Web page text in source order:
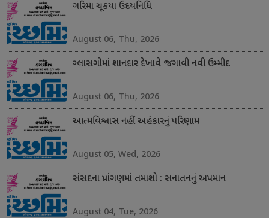
ગરિમા ચૂકયા ઉદયનિધિ
August 06, Thu, 2026
ગ્લાસગોમાં શાનદાર દેખાવે જગાવી નવી ઉમ્મીદ
August 06, Thu, 2026
આત્મવિશ્વાસ નહીં અહંકારનું પરિણામ
August 05, Wed, 2026
સંસદના પ્રાંગણમાં તમાશો : સનાતનનું અપમાન
August 04, Tue, 2026